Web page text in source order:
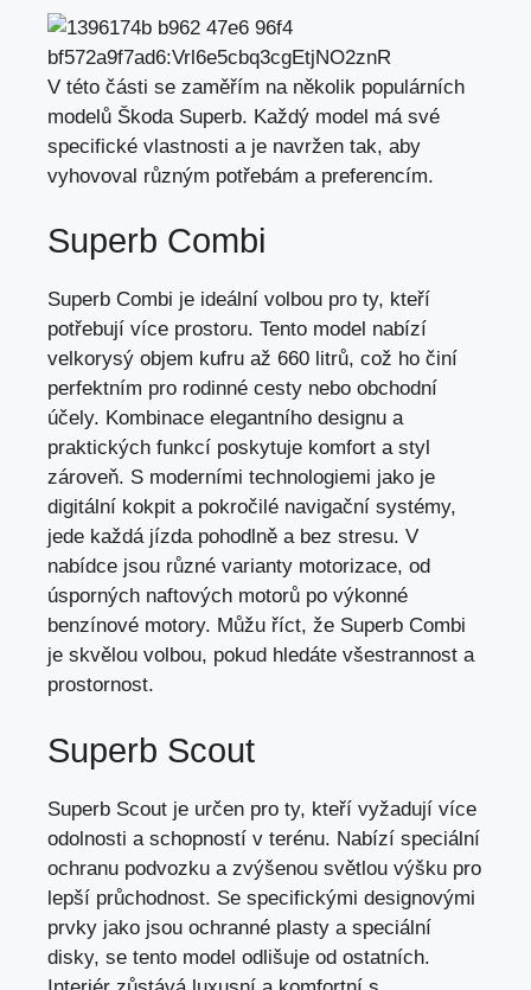
V této části se zaměřím na několik populárních
modelů Škoda Superb. Každý model má své
specifické vlastnosti a je navržen tak, aby
vyhovoval různým potřebám a preferencím.
Superb Combi
Superb Combi je ideální volbou pro ty, kteří
potřebují více prostoru. Tento model nabízí
velkorysý objem kufru až 660 litrů, což ho činí
perfektním pro rodinné cesty nebo obchodní
účely. Kombinace elegantního designu a
praktických funkcí poskytuje komfort a styl
zároveň. S moderními technologiemi jako je
digitální kokpit a pokročilé navigační systémy,
jede každá jízda pohodlně a bez stresu. V
nabídce jsou různé varianty motorizace, od
úsporných naftových motorů po výkonné
benzínové motory. Můžu říct, že Superb Combi
je skvělou volbou, pokud hledáte všestrannost a
prostornost.
Superb Scout
Superb Scout je určen pro ty, kteří vyžadují více
odolnosti a schopností v terénu. Nabízí speciální
ochranu podvozku a zvýšenou světlou výšku pro
lepší průchodnost. Se specifickými designovými
prvky jako jsou ochranné plasty a speciální
disky, se tento model odlišuje od ostatních.